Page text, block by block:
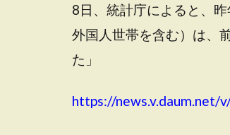
8日、統計庁によると、
外国人世帯を含む）は、
た」
https://news.v.daum.net/